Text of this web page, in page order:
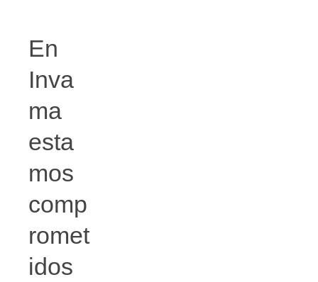
En
Inva
ma
esta
mos
comp
romet
idos